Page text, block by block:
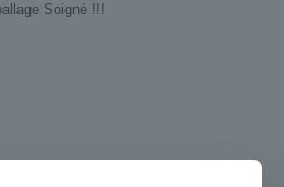
Soigné !!!